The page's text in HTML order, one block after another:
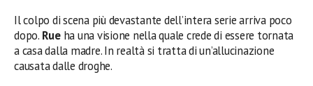
Il colpo di scena più devastante dell’intera serie arriva poco
dopo. Rueha una visione nella quale crede di essere tornata
a casa dalla madre. In realtà si tratta di un’allucinazione
causata dalle droghe.